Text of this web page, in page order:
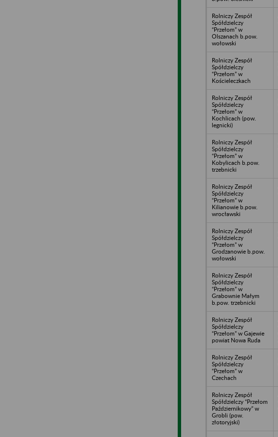
Rolniczy Zespół
Spółdzielczy
“Przełom” w
Olszanach b.pow.
wołowski
Rolniczy Zespół
Spółdzielczy
“Przełom” w
Kościeleczkach
Rolniczy Zespół
Spółdzielczy
“Przełom” w
Kochlicach (pow.
legnicki)
Rolniczy Zespół
Spółdzielczy
“Przełom” w
Kobylicach b.pow.
trzebnicki
Rolniczy Zespół
Spółdzielczy
“Przełom” w
Kilianowie b.pow.
wrocławski
Rolniczy Zespół
Spółdzielczy
“Przełom” w
Grodzanowie b.pow.
wołowski
Rolniczy Zespół
Spółdzielczy
“Przełom” w
Grabownie Małym
b.pow. trzebnicki
Rolniczy Zespół
Spółdzielczy
“Przełom” w Gajewie
powiat Nowa Ruda
Rolniczy Zespół
Spółdzielczy
“Przełom” w
Czechach
Rolniczy Zespół
Spółdzielczy “Przełom
Październikowy” w
Grobli (pow.
złotoryjski)